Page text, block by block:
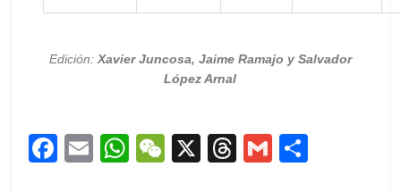
Edición: Xavier Juncosa, Jaime Ramajo y Salvador
López Arnal
F E W W X T G